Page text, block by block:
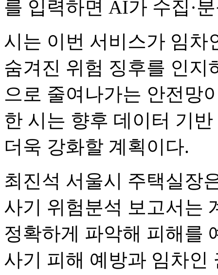
를 입력하면 AI가 수집·
시는 이번 서비스가 임차
숨겨진 위험 징후를 인지
으로 줄여나가는 안전망
한 시는 향후 데이터 기
더욱 강화할 계획이다.
최진석 서울시 주택실장
사기 위험분석 보고서는
정확하게 파악해 피해를
사기 피해 예방과 임차인